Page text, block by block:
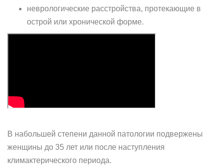
неврологические расстройства, протекающие в
острой или хронической форме.
В набольшей степени данной патологии подвержены
женщины до 35 лет или после наступления
климактерического периода.